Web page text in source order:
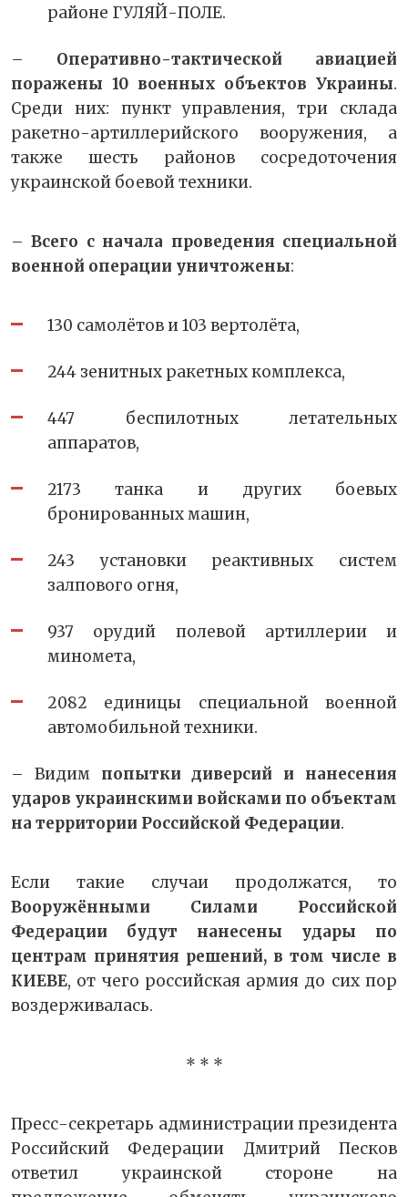
районе ГУЛЯЙ-ПОЛЕ.
– Оперативно-тактической авиацией
поражены 10 военных объектов Украины.
Среди них: пункт управления, три склада
ракетно-артиллерийского вооружения, а
также шесть районов сосредоточения
украинской боевой техники.
–Всего с начала проведения специальной
военной операции уничтожены:
130 самолётов и 103 вертолёта,
244 зенитных ракетных комплекса,
447 беспилотных летательных
аппаратов,
2173 танка и других боевых
бронированных машин,
243 установки реактивных систем
залпового огня,
937 орудий полевой артиллерии и
миномета,
2082 единицы специальной военной
автомобильной техники.
– Видим попытки диверсий и нанесения
ударов украинскими войсками по объектам
на территории Российской Федерации.
Если такие случаи продолжатся, то
Вооружёнными Силами Российской
Федерации будут нанесены удары по
центрам принятия решений, в том числе в
КИЕВЕ, от чего российская армия до сих пор
воздерживалась.
* * *
Пресс-секретарь администрации президента
Российский Федерации Дмитрий Песков
ответил украинской стороне на